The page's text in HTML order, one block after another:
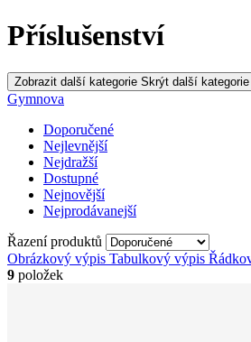
Příslušenství
Zobrazit další kategorie Skrýt další kategorie
Gymnova
Doporučené
Nejlevnější
Nejdražší
Dostupné
Nejnovější
Nejprodávanejší
Řazení produktů
Obrázkový výpis Tabulkový výpis
9 položek